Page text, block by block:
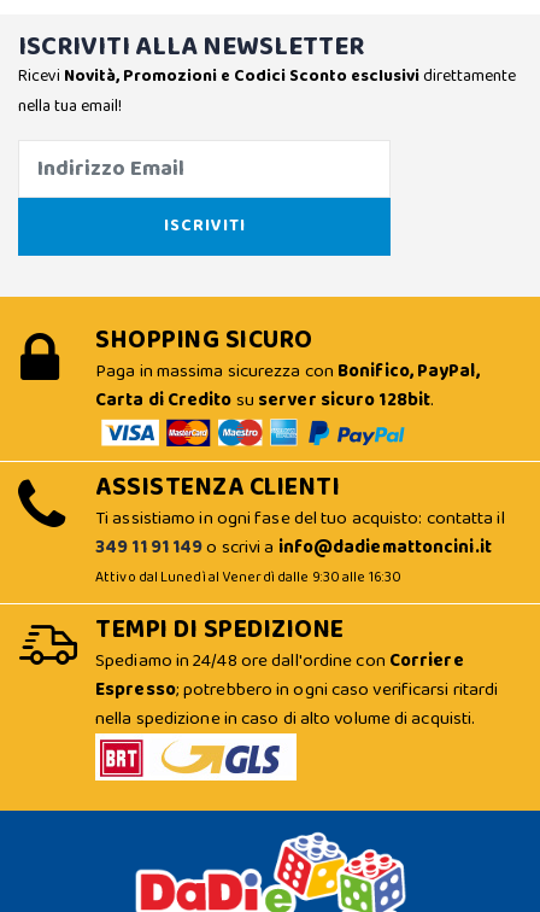
ISCRIVITI ALLA NEWSLETTER
Ricevi Novità, Promozioni e Codici Sconto esclusividirettamente
nella tua email!
SHOPPING SICURO
Paga in massima sicurezza con Bonifico, PayPal,
Carta di Creditosu server sicuro 128bit.
ASSISTENZA CLIENTI
Ti assistiamo in ogni fase del tuo acquisto: contatta il
349 11 91 149o scrivi a info@dadiemattoncini.it
Attivo dal Lunedì al Venerdì dalle 9:30 alle 16:30
TEMPI DI SPEDIZIONE
Spediamo in 24/48 ore dall'ordine con Corriere
Espresso; potrebbero in ogni caso verificarsi ritardi
nella spedizione in caso di alto volume di acquisti.